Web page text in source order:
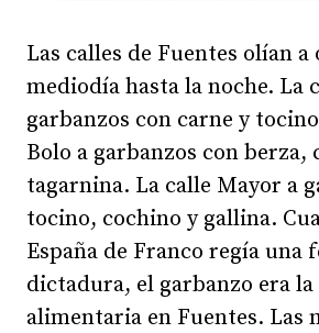
Las calles de Fuentes olían a
mediodía hasta la noche. La
garbanzos con carne y
Bolo a garbanzos con berza,
tagarnina. La calle Mayor a
tocino, cochino y gallina.
España de Franco regía una
dictadura, el garbanzo era
alimentaria en Fuentes. Las